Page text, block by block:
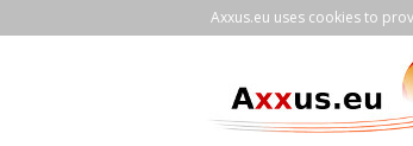
Axxus.eu uses cookies to